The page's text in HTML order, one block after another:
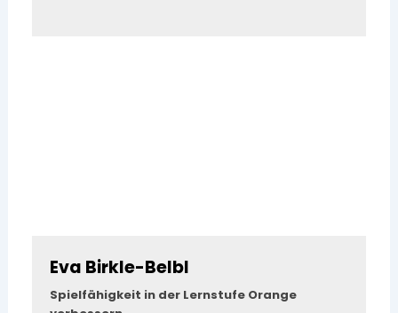
Eva Birkle-Belbl
Spielfähigkeit in der Lernstufe Orange